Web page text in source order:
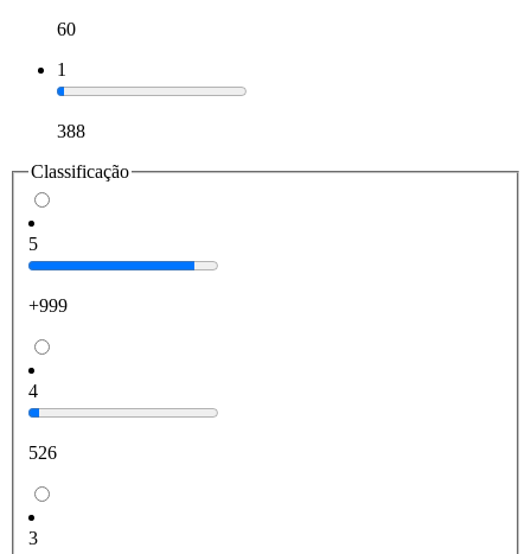
60
1
388
Classificação
5
+999
4
526
3